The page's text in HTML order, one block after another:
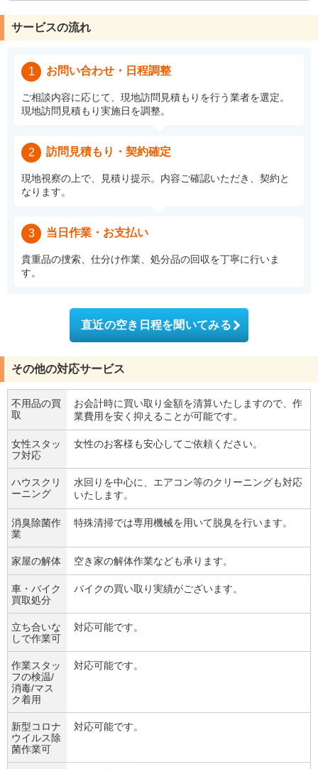
サービスの流れ
1 お問い合わせ・日程調整
ご相談内容に応じて、現地訪問見積もりを行う業者を選定。
現地訪問見積もり実施日を調整。
2 訪問見積もり・契約確定
現地視察の上で、見積り提示。内容ご確認いただき、契約と
なります。
3 当日作業・お支払い
貴重品の捜索、仕分け作業、処分品の回収を丁寧に行いま
す。
直近の空き日程を聞いてみる
その他の対応サービス
不用品の買
取
お会計時に買い取り金額を清算いたしますので、作
業費用を安く抑えることが可能です。
女性スタッ
フ対応
女性のお客様も安心してご依頼ください。
ハウスクリ
ーニング
水回りを中心に、エアコン等のクリーニングも対応
いたします。
消臭除菌作
業
特殊清掃では専用機械を用いて脱臭を行います。
家屋の解体 空き家の解体作業なども承ります。
車・バイク
買取処分
バイクの買い取り実績がございます。
立ち合いな
しで作業可
対応可能です。
作業スタッ
フの検温/
消毒/マス
ク着用
対応可能です。
新型コロナ
ウイルス除
菌作業可
対応可能です。